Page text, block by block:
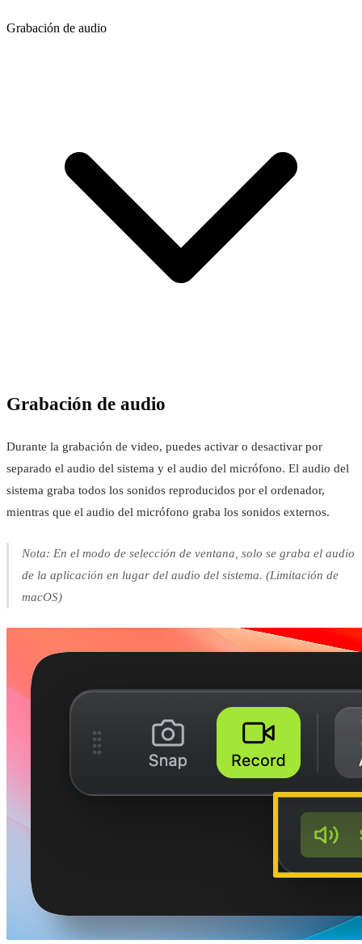
Grabación de audio
Grabación de audio
Durante la grabación de video, puedes activar o desactivar por
separado el audio del sistema y el audio del micrófono. El audio del
sistema graba todos los sonidos reproducidos por el ordenador,
mientras que el audio del micrófono graba los sonidos externos.
Nota: En el modo de selección de ventana, solo se graba el audio
de la aplicación en lugar del audio del sistema. (Limitación de
macOS)